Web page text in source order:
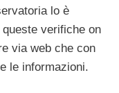
lo è
verifiche on
via web che con
le informazioni.